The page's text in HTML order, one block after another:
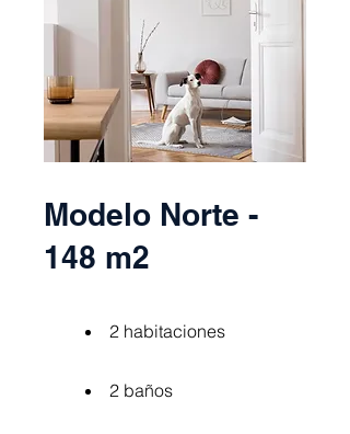
Modelo Norte -
148 m2
2 habitaciones
2 baños